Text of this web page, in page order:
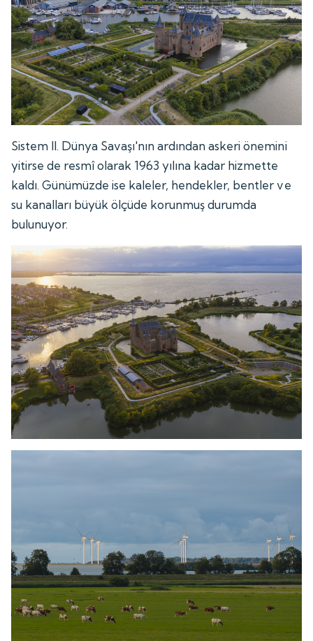
Sistem II. Dünya Savaşı'nın ardından askeri önemini
yitirse de resmî olarak 1963 yılına kadar hizmette
kaldı. Günümüzde ise kaleler, hendekler, bentler ve
su kanalları büyük ölçüde korunmuş durumda
bulunuyor.